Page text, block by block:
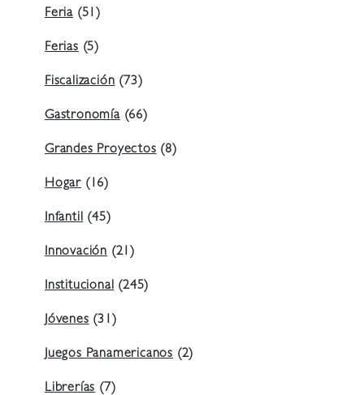
Feria (51)
Ferias (5)
Fiscalización (73)
Gastronomía(66)
Grandes Proyectos (8)
Hogar (16)
Infantil (45)
Innovación (21)
Institucional (245)
Jóvenes (31)
Juegos Panamericanos (2)
Librerías (7)